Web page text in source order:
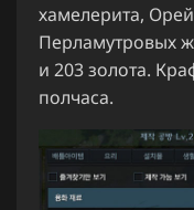
хамелерита,
Перламутровых
и 203 золота.
полчаса.